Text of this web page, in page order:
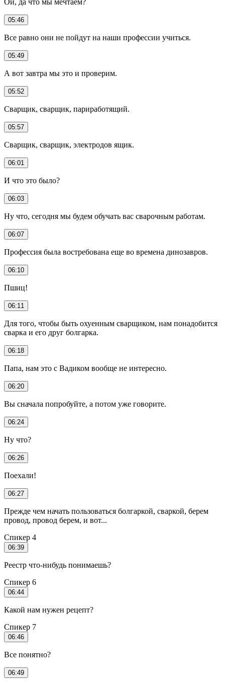
Ой, да что мы мечтаем?
05:46
Все равно они не пойдут на наши профессии учиться.
05:49
А вот завтра мы это и проверим.
05:52
Сварщик, сварщик, париработящий.
05:57
Сварщик, сварщик, электродов ящик.
06:01
И что это было?
06:03
Ну что, сегодня мы будем обучать вас сварочным работам.
06:07
Профессия была востребована еще во времена динозавров.
06:10
Пшиц!
06:11
Для того, чтобы быть охуенным сварщиком, нам понадобится
сварка и его друг болгарка.
06:18
Папа, нам это с Вадиком вообще не интересно.
06:20
Вы сначала попробуйте, а потом уже говорите.
06:24
Ну что?
06:26
Поехали!
06:27
Прежде чем начать пользоваться болгаркой, сваркой, берем
провод, провод берем, и вот...
Спикер 4
06:39
Реестр что-нибудь понимаешь?
Спикер 6
06:44
Какой нам нужен рецепт?
Спикер 7
06:46
Все понятно?
06:49